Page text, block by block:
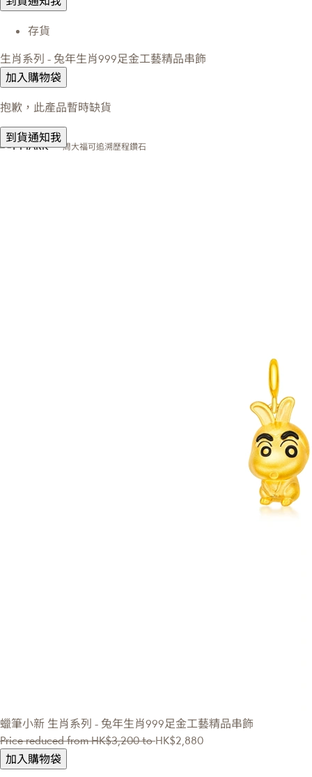
存貨
生肖系列 - 兔年生肖999足金工藝精品串飾
加入購物袋
抱歉，此產品暫時缺貨
到貨通知我
周大福可追溯歷程鑽石
蠟筆小新 生肖系列 - 兔年生肖999足金工藝精品串飾
Price reduced fromHK$3,200 toHK$2,880
加入購物袋